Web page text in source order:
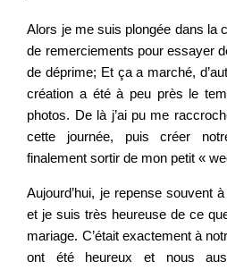
Alors je me suis plongée dans la
de remerciements pour essayer
de déprime; Et ça a marché,
création a été à peu près le
photos. De là j’ai pu me
cette journée, puis créer
finalement sortir de mon petit «
Aujourd’hui, je repense souvent
et je suis très heureuse de ce
mariage. C’était exactement à
ont été heureux et nous